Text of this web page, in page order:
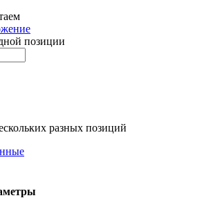
позиции
разных позиций